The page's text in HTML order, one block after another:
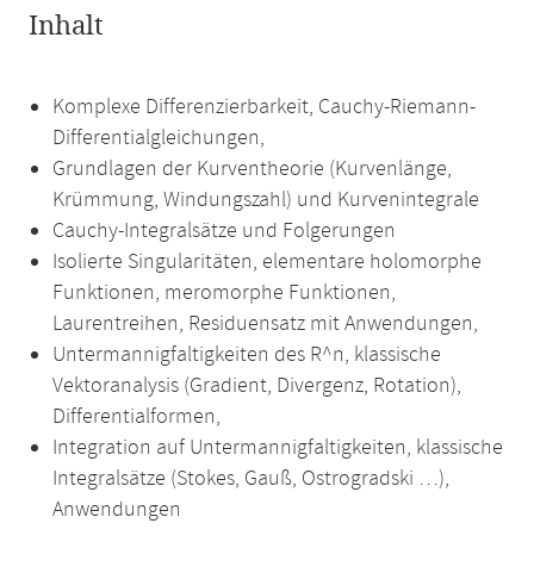
Inhalt
Komplexe Differenzierbarkeit, Cauchy-Riemann-
Differentialgleichungen,
Grundlagen der Kurventheorie (Kurvenlänge,
Krümmung, Windungszahl) und Kurvenintegrale
Cauchy-Integralsätze und Folgerungen
Isolierte Singularitäten, elementare holomorphe
Funktionen, meromorphe Funktionen,
Laurentreihen, Residuensatz mit Anwendungen,
Untermannigfaltigkeiten des R^n, klassische
Vektoranalysis (Gradient, Divergenz, Rotation),
Differentialformen,
Integration auf Untermannigfaltigkeiten, klassische
Integralsätze (Stokes, Gauß, Ostrogradski …),
Anwendungen